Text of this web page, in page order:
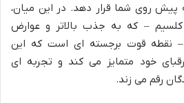
پیش روی شما قرار دهد. در این میان،
– که به جذب بالاتر و عوارض
– نقطه قوت برجسته ای است که این
خود متمایز می کند و تجربه ای
رقم می زند.